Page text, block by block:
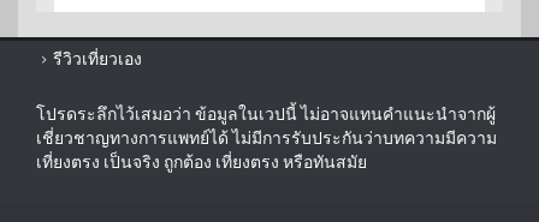
รีวิวเที่ยวเอง
โปรดระลึกไว้เสมอว่า ข้อมูลในเวปนี้ ไม่อาจแทนคำแนะนำจากผู้
เชี่ยวชาญทางการแพทย์ได้ ไม่มีการรับประกันว่าบทความมีความ
เที่ยงตรง เป็นจริง ถูกต้อง เที่ยงตรง หรือทันสมัย